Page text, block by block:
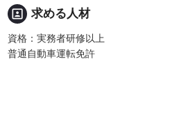
portrait 求める人材
資格：実務者研修以上
普通自動車運転免許